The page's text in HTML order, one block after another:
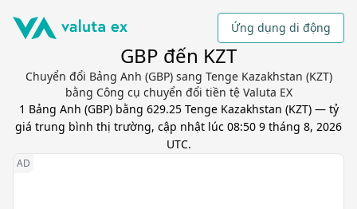
Ứng dụng di động
GBP đến KZT
Chuyển đổi Bảng Anh (GBP) sang Tenge Kazakhstan (KZT)
bằng Công cụ chuyển đổi tiền tệ Valuta EX
1 Bảng Anh (GBP) bằng 629.25 Tenge Kazakhstan (KZT) — tỷ
giá trung bình thị trường, cập nhật lúc 08:50 9 tháng 8, 2026
UTC.